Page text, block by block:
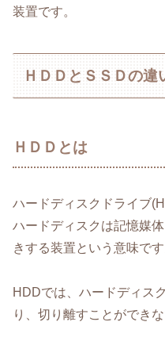
装置です。
ＨＤＤとＳＳＤの違
ＨＤＤとは
ハードディスクドライブ
ハードディスクは記憶媒
きする装置という意味です
HDDでは、ハードディス
り、切り離すことができ